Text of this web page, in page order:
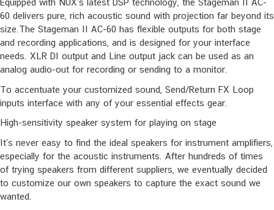
Equipped with NUX’s latest DSP technology, the Stageman II AC-
60 delivers pure, rich acoustic sound with projection far beyond its
size.The Stageman II AC-60 has flexible outputs for both stage
and recording applications, and is designed for your interface
needs. XLR DI output and Line output jack can be used as an
analog audio-out for recording or sending to a monitor.
To accentuate your customized sound, Send/Return FX Loop
inputs interface with any of your essential effects gear.
High-sensitivity speaker system for playing on stage
It’s never easy to find the ideal speakers for instrument amplifiers,
especially for the acoustic instruments. After hundreds of times
of trying speakers from different suppliers, we eventually decided
to customize our own speakers to capture the exact sound we
wanted.